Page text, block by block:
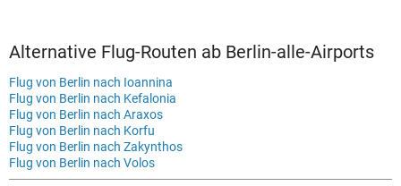
Alternative Flug-Routen ab Berlin-alle-Airports
Flug von Berlin nach Ioannina
Flug von Berlin nach Kefalonia
Flug von Berlin nach Araxos
Flug von Berlin nach Korfu
Flug von Berlin nach Zakynthos
Flug von Berlin nach Volos